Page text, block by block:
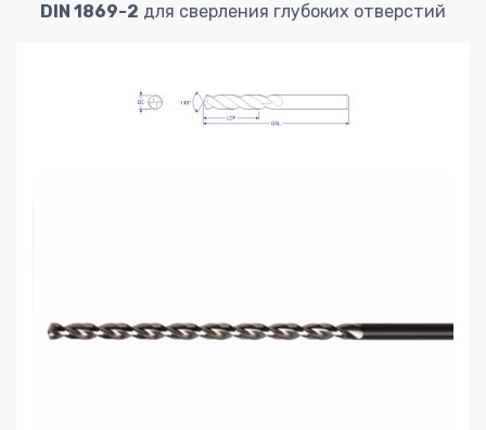
DIN 1869-2 для сверления глубоких отверстий